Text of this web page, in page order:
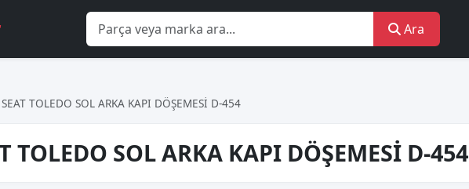
Ara
TOLEDO SOL ARKA KAPI DÖŞEMESİ D-454
TOLEDO SOL ARKA KAPI DÖŞEMESİ D-454